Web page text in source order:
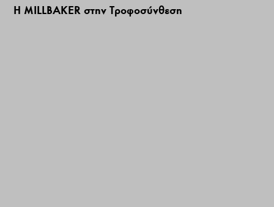
Η MILLBAKER στην Τροφοσύνθεση